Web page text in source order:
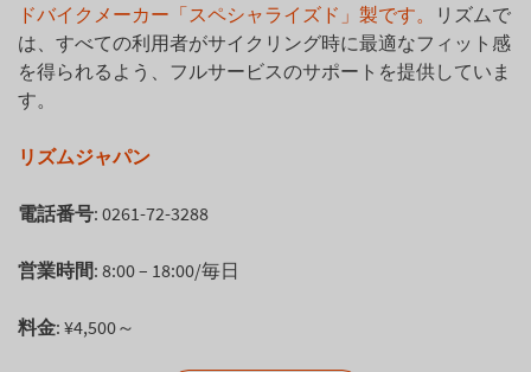
ドバイクメーカー「スペシャライズド」製です。
リズムで
は、すべての利用者がサイクリング時に最適なフィット感
を得られるよう、フルサービスのサポートを提供していま
す。
リズムジャパン
電話番号: 0261-72-3288
営業時間: 8:00 – 18:00/毎日
料金: ¥4,500～